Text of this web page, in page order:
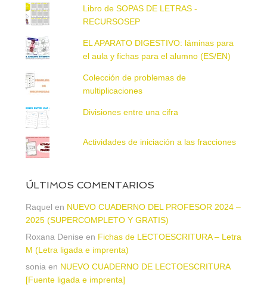
Libro de SOPAS DE LETRAS -
RECURSOSEP
EL APARATO DIGESTIVO: láminas para
el aula y fichas para el alumno (ES/EN)
Colección de problemas de
multiplicaciones
Divisiones entre una cifra
Actividades de iniciación a las fracciones
ÚLTIMOS COMENTARIOS
Raquel en NUEVO CUADERNO DEL PROFESOR 2024 –
2025 (SUPERCOMPLETO Y GRATIS)
Roxana Denise en Fichas de LECTOESCRITURA – Letra
M (Letra ligada e imprenta)
sonia en NUEVO CUADERNO DE LECTOESCRITURA
[Fuente ligada e imprenta]